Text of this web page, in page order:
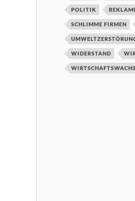
POLITIK
SCHLIMME FIRMEN
WIDERSTAND